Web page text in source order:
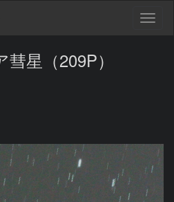
彗星（209P）